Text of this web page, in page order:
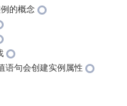
的概念
语句会创建实例属性